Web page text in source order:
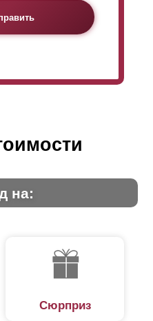
И эти заклепки
стороны тоже, если
. Хотя видимость
что заклепки
на:
Сюрприз